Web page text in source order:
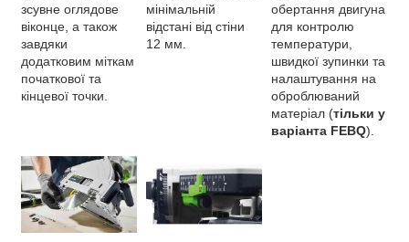
зсувне оглядове
віконце, а також
завдяки
додатковим міткам
початкової та
кінцевої точки.
мінімальній
відстані від стіни
12 мм.
обертання двигуна
для контролю
температури,
швидкої зупинки та
налаштування на
оброблюваний
матеріал (тільки у
варіанта FEBQ).